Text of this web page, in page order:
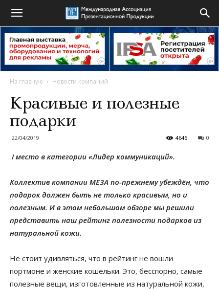
На главную Новости компаний
Красивые и полезные
подарки
22/04/2019 0
4646
I место в категории «Лидер коммуникаций».
Коллектив компании МЕЗА по-прежнему убеждён, что
подарок должен быть не только красивым, но и
полезным. И в этом небольшом обзоре мы решили
представить наш рейтинг полезности подарков из
натуральной кожи.
Не стоит удивляться, что в рейтинг не вошли
портмоне и женские кошельки. Это, бесспорно, самые
полезные вещи, изготовленные из натуральной кожи,